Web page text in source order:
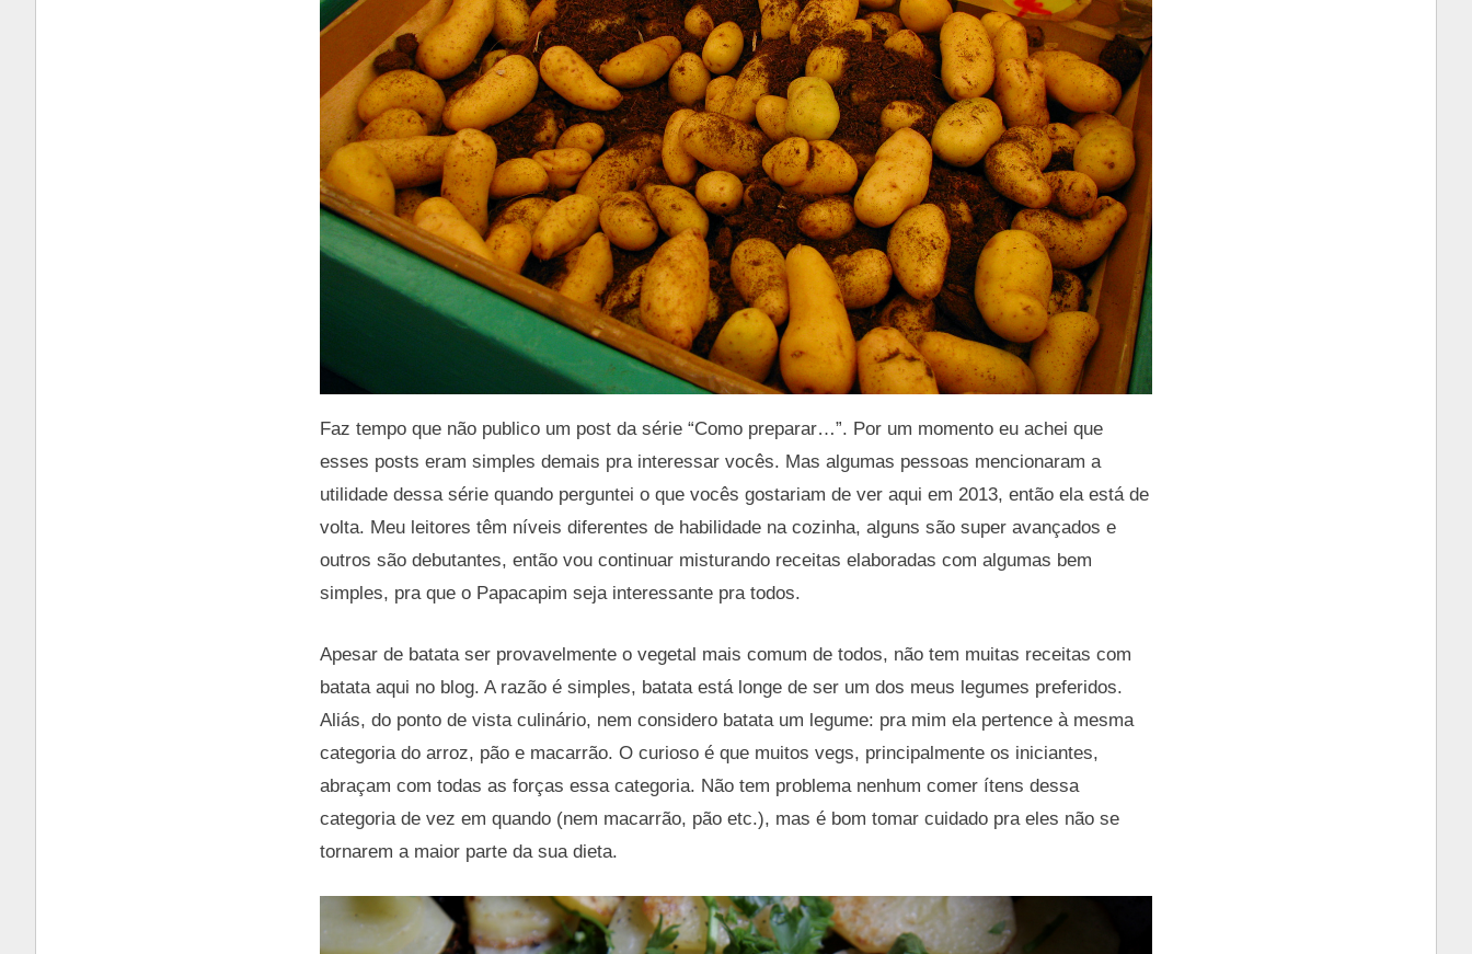
Faz tempo que não publico um post da série “Como preparar…”. Por um momento eu achei que
esses posts eram simples demais pra interessar vocês. Mas algumas pessoas mencionaram a
utilidade dessa série quando perguntei o que vocês gostariam de ver aqui em 2013, então ela está de
volta. Meu leitores têm níveis diferentes de habilidade na cozinha, alguns são super avançados e
outros são debutantes, então vou continuar misturando receitas elaboradas com algumas bem
simples, pra que o Papacapim seja interessante pra todos.
Apesar de batata ser provavelmente o vegetal mais comum de todos, não tem muitas receitas com
batata aqui no blog. A razão é simples, batata está longe de ser um dos meus legumes preferidos.
Aliás, do ponto de vista culinário, nem considero batata um legume: pra mim ela pertence à mesma
categoria do arroz, pão e macarrão. O curioso é que muitos vegs, principalmente os iniciantes,
abraçam com todas as forças essa categoria. Não tem problema nenhum comer ítens dessa
categoria de vez em quando (nem macarrão, pão etc.), mas é bom tomar cuidado pra eles não se
tornarem a maior parte da sua dieta.